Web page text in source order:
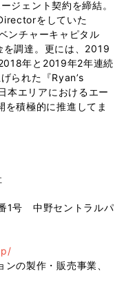
ジェント契約を締結。
をしていた
ンチャーキャピタル
を調達。更には、2019
年と2019年2年連続
られた『Ryan’s
エリアにおけるエー
を積極的に推進してま
1号 中野セントラルパ
の製作・販売事業、